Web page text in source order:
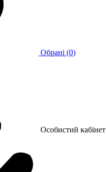
Обрані (0)
Особистий кабінет